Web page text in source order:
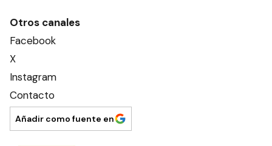
Otros canales
Facebook
X
Instagram
Contacto
Añadir como fuente en